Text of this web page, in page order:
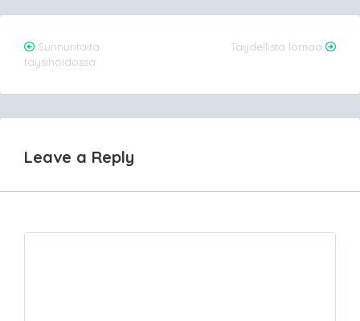
Post
navigation
Sunnuntaita
täysihoidossa
Täydellistä lomaa
Leave a Reply